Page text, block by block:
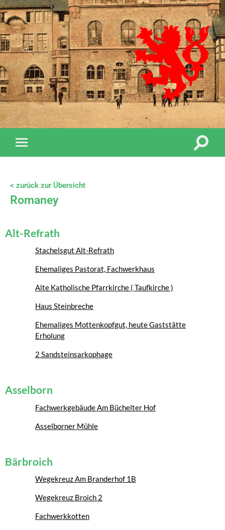
< zurück zur Übersicht
Romaney
Alt-Refrath
Stachelsgut Alt-Refrath
Ehemaliges Pastorat, Fachwerkhaus
Alte Katholische Pfarrkirche ( Taufkirche )
Haus Steinbreche
Ehemaliges Mottenkopfgut, heute Gaststätte
Erholung
2 Sandsteinsarkophage
Asselborn
Fachwerkgebäude Am Büchelter Hof
Asselborner Mühle
Bärbroich
Wegekreuz Am Branderhof 1B
Wegekreuz Broich 2
Fachwerkkotten